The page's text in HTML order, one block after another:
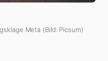
Meta (Bild: Picsum)